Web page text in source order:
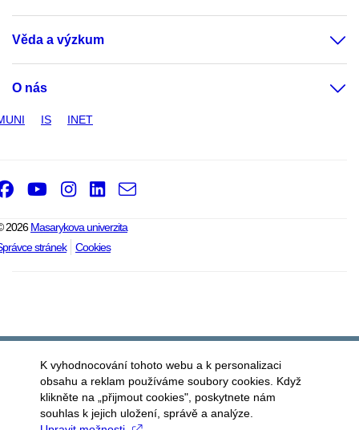
Věda a výzkum
O nás
IS INET
2026Masarykova univerzita
stránek
Cookies
Facebook
Youtube
Instagram
LinkedIn
e-
K vyhodnocování tohoto webu a k personalizaci
obsahu a reklam používáme soubory cookies. Když
klikněte na „přijmout cookies", poskytnete nám
souhlas k jejich uložení, správě a analýze.